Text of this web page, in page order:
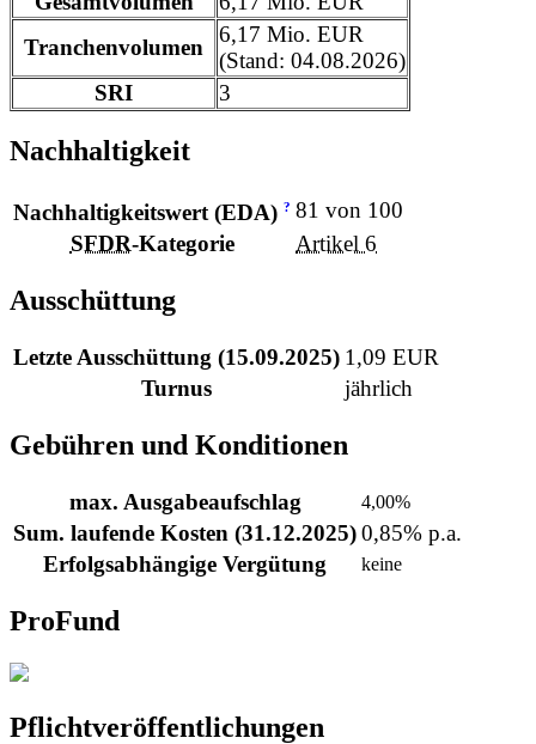
Tranchenvolumen
6,17 Mio. EUR
(Stand: 04.08.2026)
SRI
3
Nachhaltigkeit
Nachhaltigkeitswert (EDA) ? 81 von 100
SFDR-Kategorie Artikel 6
Ausschüttung
Letzte Ausschüttung (15.09.2025) 1,09 EUR
Turnus
jährlich
Gebühren und Konditionen
max. Ausgabeaufschlag 4,00%
Sum. laufende Kosten (31.12.2025)0,85% p.a.
Erfolgsabhängige Vergütung
keine
ProFund
Pflichtveröffentlichungen